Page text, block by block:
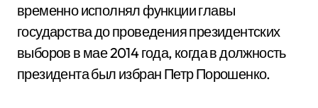
временно исполнял функции главы
государства до проведения президентских
выборов в мае 2014 года, когда в должность
президента был избран Петр Порошенко.